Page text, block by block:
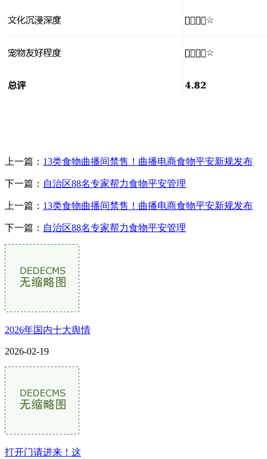
上一篇： 13类食物曲播间禁售！曲播电商食物平安新规发布
下一篇： 自治区88名专家帮力食物平安管理
上一篇： 13类食物曲播间禁售！曲播电商食物平安新规发布
下一篇： 自治区88名专家帮力食物平安管理
2026年国内十大舆情
2026-02-19
打开门请进来！这